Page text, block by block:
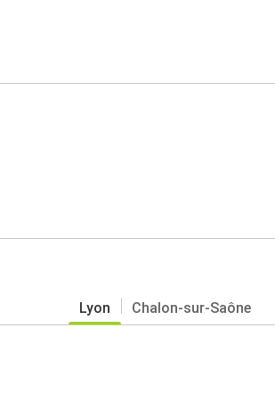
Lyon Chalon-sur-Saône